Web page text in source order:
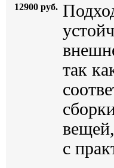
12900 руб.
так
с